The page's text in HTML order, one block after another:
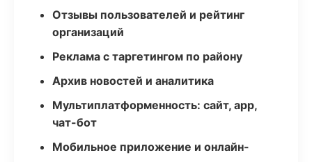
Отзывы пользователей и рейтинг
организаций
Реклама с таргетингом по району
Архив новостей и аналитика
Мультиплатформенность: сайт, app,
чат-бот
Мобильное приложение и онлайн-